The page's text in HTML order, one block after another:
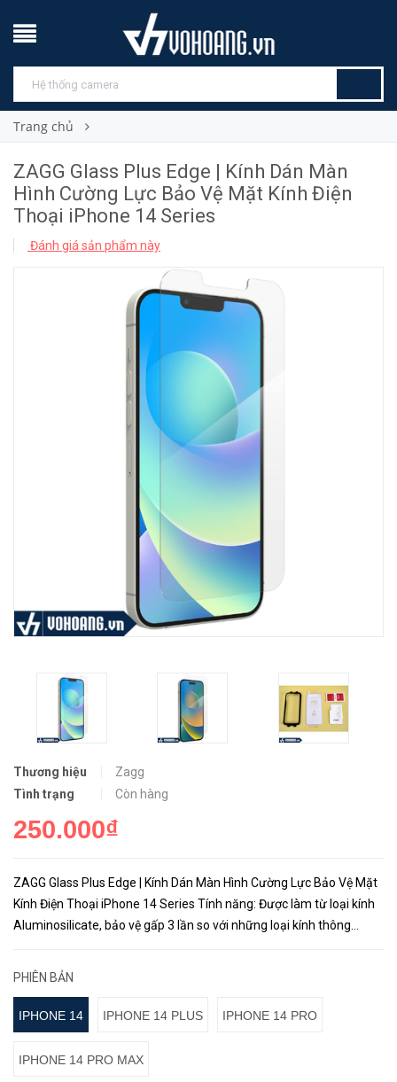
Trang chủ
ZAGG Glass Plus Edge | Kính Dán Màn
Hình Cường Lực Bảo Vệ Mặt Kính Điện
Thoại iPhone 14 Series
Đánh giá sản phẩm này
Thương hiệu
Zagg
Tình trạng
Còn hàng
250.000₫
ZAGG Glass Plus Edge | Kính Dán Màn Hình Cường Lực Bảo Vệ Mặt
Kính Điện Thoại iPhone 14 Series Tính năng: Được làm từ loại kính
Aluminosilicate, bảo vệ gấp 3 lần so với những loại kính thông
PHIÊN BẢN
IPHONE 14 IPHONE 14 PLUS IPHONE 14 PRO
IPHONE 14 PRO MAX